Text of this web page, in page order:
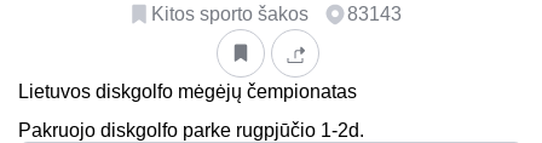
Kitos sporto šakos 83143
Lietuvos diskgolfo mėgėjų čempionatas
Pakruojo diskgolfo parke rugpjūčio 1-2d.